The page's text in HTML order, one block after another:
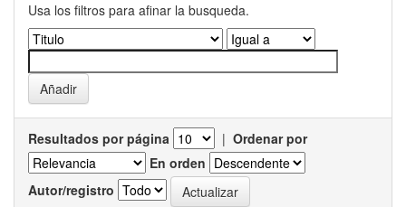
Usa los filtros para afinar la busqueda.
Resultados por página | Ordenar por
En orden
Autor/registro